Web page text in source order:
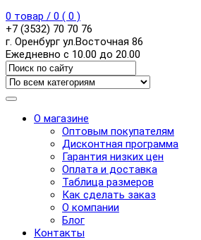
0 товар / 0 ( 0 )
+7 (3532) 70 70 76
г. Оренбург ул.Восточная 86
Ежедневно с 10.00 до 20.00
О магазине
Оптовым покупателям
Дисконтная программа
Гарантия низких цен
Оплата и доставка
Таблица размеров
Как сделать заказ
О компании
Блог
Контакты